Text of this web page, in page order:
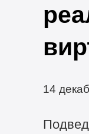
14